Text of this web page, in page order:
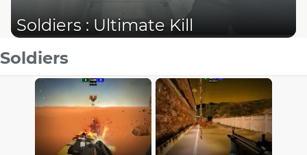
Soldiers : Ultimate Kill
Soldiers